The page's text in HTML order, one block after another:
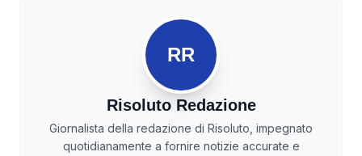
RR
Risoluto Redazione
Giornalista della redazione di Risoluto, impegnato
quotidianamente a fornire notizie accurate e